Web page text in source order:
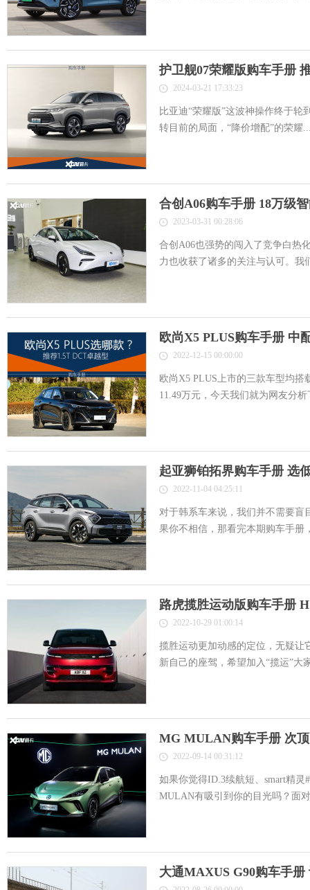
护卫舰07荣耀版购车手册
2024-03-21 17:33:23
比亚迪“荣耀版”这波神操作终于轮
转目前的局面，“降价增配”的荣耀
合创A06购车手册 18万级
2023-03-31 00:28:06
合创A06也强势的闯入了竞争白热
力也收获了诸多的关注与认可。我
欧尚X5 PLUS购车手册 中
2022-12-15 00:00:00
欧尚X5 PLUS上市的三款车型均搭
11.49万元，今天我们就为网友分
起亚狮铂拓界购车手册 选
2022-11-04 04:25:11
对于韩系车来说，我们并不需要盲
果你不相信，那看完本期购车手册
路虎揽胜运动版购车手册
2022-10-29 01:00:14
揽胜运动更加动感的定位，无疑让
新自己的座驾，希望加入“揽运”大
MG MULAN购车手册 次
2022-09-14 00:31:12
如果你觉得ID.3续航短、smart精灵
MULAN有吸引到你的目光吗？面
大通MAXUS G90购车手册